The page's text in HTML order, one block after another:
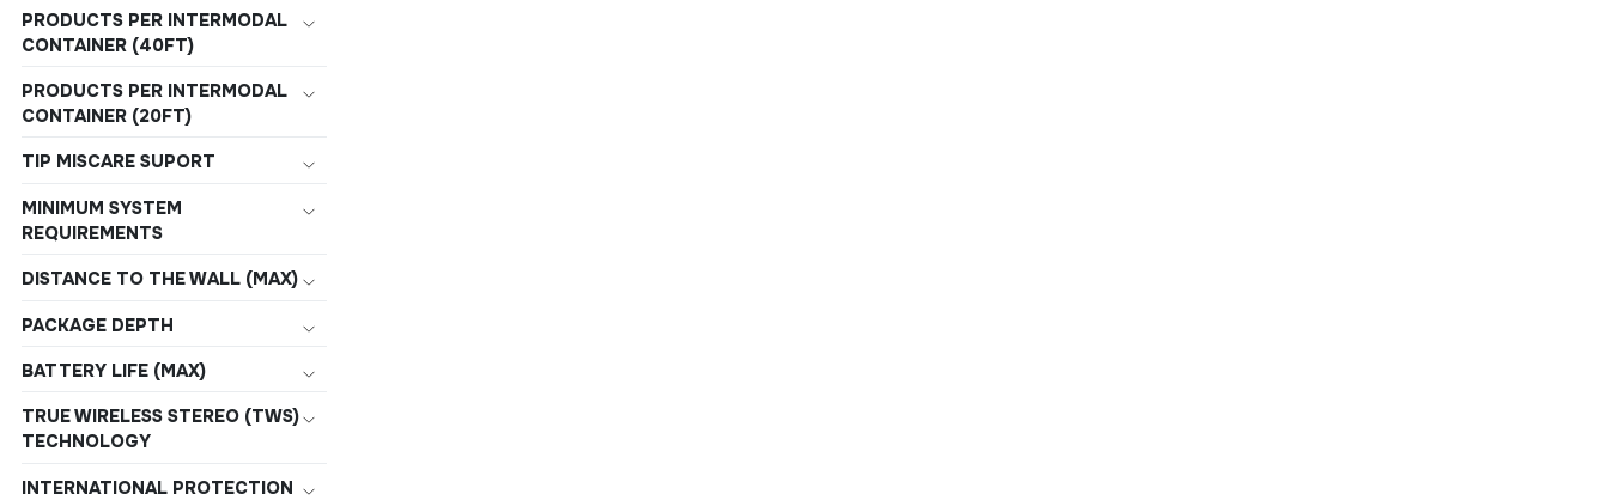
PRODUCTS PER INTERMODAL
CONTAINER (40FT)
PRODUCTS PER INTERMODAL
CONTAINER (20FT)
TIP MISCARE SUPORT
MINIMUM SYSTEM
REQUIREMENTS
DISTANCE TO THE WALL (MAX)
PACKAGE DEPTH
BATTERY LIFE (MAX)
TRUE WIRELESS STEREO (TWS)
TECHNOLOGY
INTERNATIONAL PROTECTION